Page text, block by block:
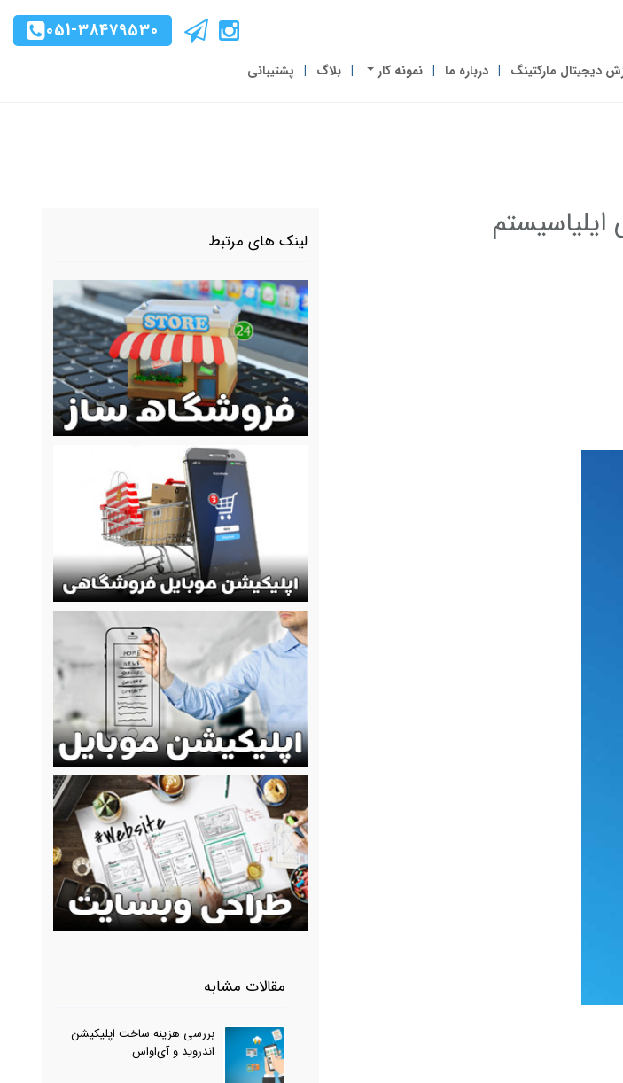
051-38479530
دیجیتال مارکتینگ درباره ما نمونه کار بلاگ پشتیبانی
لینک های مرتبط
مقالات مشابه
بررسی هزینه ساخت اپلیکیشن
اندروید و آی‌او‌اس